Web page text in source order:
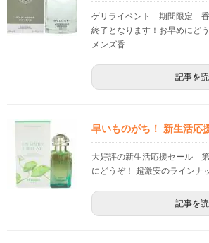
ゲリライベント 期間限定 香
終了となります！お早めにど
メンズ香...
記事を
早いものがち！ 新生活応
大好評の新生活応援セール
にどうぞ！ 超激安のラインナ
記事を